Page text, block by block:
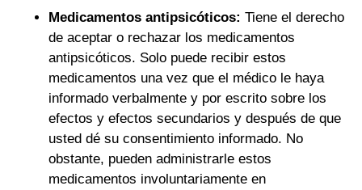
Medicamentos antipsicóticos: Tiene el derecho
de aceptar o rechazar los medicamentos
antipsicóticos. Solo puede recibir estos
medicamentos una vez que el médico le haya
informado verbalmente y por escrito sobre los
efectos y efectos secundarios y después de que
usted dé su consentimiento informado. No
obstante, pueden administrarle estos
medicamentos involuntariamente en